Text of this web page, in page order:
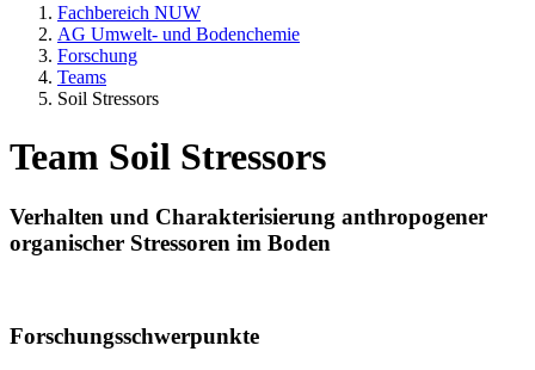
Fachbereich NUW
AG Umwelt- und Bodenchemie
Forschung
Teams
Soil Stressors
Team Soil Stressors
Verhalten und Charakterisierung anthropogener
organischer Stressoren im Boden
Forschungsschwerpunkte